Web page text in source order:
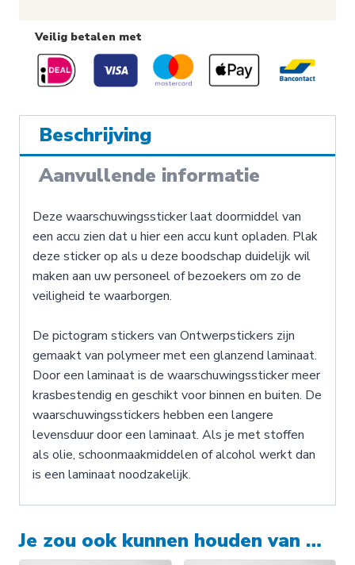
Veilig betalen met
Beschrijving
Aanvullende informatie
Deze waarschuwingssticker laat doormiddel van
een accu zien dat u hier een accu kunt opladen. Plak
deze sticker op als u deze boodschap duidelijk wil
maken aan uw personeel of bezoekers om zo de
veiligheid te waarborgen.
De pictogram stickers van Ontwerpstickers zijn
gemaakt van polymeer met een glanzend laminaat.
Door een laminaat is de waarschuwingssticker meer
krasbestendig en geschikt voor binnen en buiten. De
waarschuwingsstickers hebben een langere
levensduur door een laminaat. Als je met stoffen
als olie, schoonmaakmiddelen of alcohol werkt dan
is een laminaat noodzakelijk.
Je zou ook kunnen houden van …